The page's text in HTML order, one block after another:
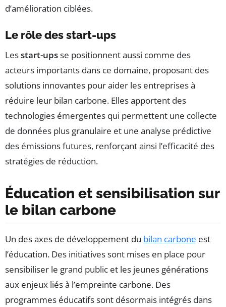
d’amélioration ciblées.
Le rôle des start-ups
Lesstart-upsse positionnent aussi comme des
acteurs importants dans ce domaine, proposant des
solutions innovantes pour aider les entreprises à
réduire leur bilan carbone. Elles apportent des
technologies émergentes qui permettent une collecte
de données plus granulaire et une analyse prédictive
des émissions futures, renforçant ainsi l’efficacité des
stratégies de réduction.
Éducation et sensibilisation sur
le bilan carbone
Un des axes de développement du bilan carbone est
l’éducation. Des initiatives sont mises en place pour
sensibiliser le grand public et les jeunes générations
aux enjeux liés à l’empreinte carbone. Des
programmes éducatifs sont désormais intégrés dans